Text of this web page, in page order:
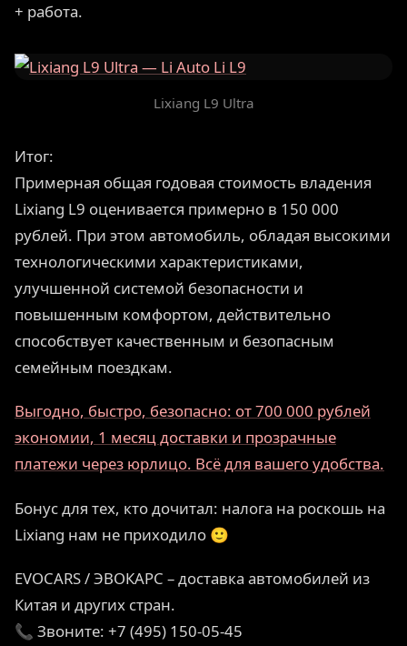
+ работа.
Lixiang L9 Ultra
Итог:
Примерная общая годовая стоимость владения
Lixiang L9 оценивается примерно в 150 000
рублей. При этом автомобиль, обладая высокими
технологическими характеристиками,
улучшенной системой безопасности и
повышенным комфортом, действительно
способствует качественным и безопасным
семейным поездкам.
Выгодно, быстро, безопасно: от 700 000 рублей
экономии, 1 месяц доставки и прозрачные
платежи через юрлицо. Всё для вашего удобства.
Бонус для тех, кто дочитал: налога на роскошь на
Lixiang нам не приходило 🙂
EVOCARS / ЭВОКАРС – доставка автомобилей из
Китая и других стран.
📞 Звоните: +7 (495) 150-05-45